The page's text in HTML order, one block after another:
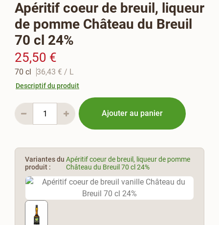
Apéritif coeur de breuil, liqueur
de pomme Château du Breuil
70 cl 24%
25,50 €
70 cl 36,43 € / L
Descriptif du produit
Ajouter au panier
Variantes du
produit :
Apéritif coeur de breuil, liqueur de pomme
Château du Breuil 70 cl 24%